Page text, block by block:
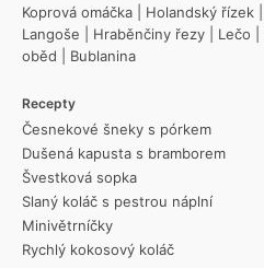
Koprová omáčka
Holandský řízek
Langoše
Hraběnčiny řezy Lečo
oběd
Bublanina
Recepty
Česnekové šneky s pórkem
Dušená kapusta s bramborem
Švestková sopka
Slaný koláč s pestrou náplní
Minivětrníčky
Rychlý kokosový koláč